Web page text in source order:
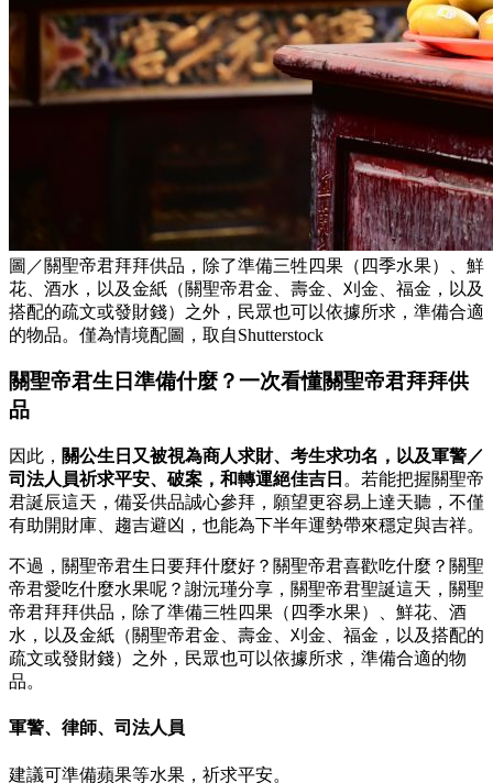
圖／關聖帝君拜拜供品，除了準備三牲四果（四季水果）、鮮
花、酒水，以及金紙（關聖帝君金、壽金、刈金、福金，以及
搭配的疏文或發財錢）之外，民眾也可以依據所求，準備合適
的物品。僅為情境配圖，取自Shutterstock
關聖帝君生日準備什麼？一次看懂關聖帝君拜拜供
品
因此， 關公生日又被視為商人求財、考生求功名，以及軍警／
司法人員祈求平安、破案，和轉運絕佳吉日 。若能把握關聖帝
君誕辰這天，備妥供品誠心參拜，願望更容易上達天聽，不僅
有助開財庫、趨吉避凶，也能為下半年運勢帶來穩定與吉祥。
不過，關聖帝君生日要拜什麼好？關聖帝君喜歡吃什麼？關聖
帝君愛吃什麼水果呢？謝沅瑾分享，關聖帝君聖誕這天，關聖
帝君拜拜供品，除了準備三牲四果（四季水果）、鮮花、酒
水，以及金紙（關聖帝君金、壽金、刈金、福金，以及搭配的
疏文或發財錢）之外，民眾也可以依據所求，準備合適的物
品。
軍警、律師、司法人員
建議可準備蘋果等水果，祈求平安。